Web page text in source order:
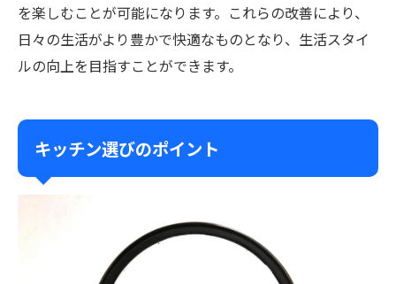
を楽しむことが可能になります。これらの改善により、
日々の生活がより豊かで快適なものとなり、生活スタイ
ルの向上を目指すことができます。
キッチン選びのポイント